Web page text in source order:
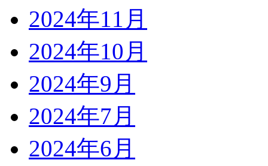
2024年11月
2024年10月
2024年9月
2024年7月
2024年6月